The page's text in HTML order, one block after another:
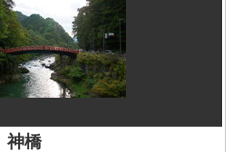
神橋